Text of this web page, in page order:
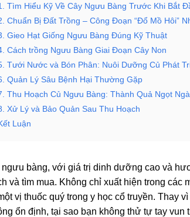
Tìm Hiểu Kỹ Về Cây Ngưu Bàng Trước Khi Bắt
Chuẩn Bị Đất Trồng – Công Đoạn “Đổ Mồ Hôi”
Gieo Hạt Giống Ngưu Bàng Đúng Kỹ Thuật
Cách trồng Ngưu Bàng Giai Đoạn Cây Non
Tưới Nước và Bón Phân: Nuôi Dưỡng Củ Phát
Quản Lý Sâu Bệnh Hại Thường Gặp
Thu Hoạch Củ Ngưu Bàng: Thành Quả Ngọt
Xử Lý và Bảo Quản Sau Thu Hoạch
Luận
bàng, với giá trị dinh dưỡng cao và
và tìm mua. Không chỉ xuất hiện trong
vị thuốc quý trong y học cổ truyền. Thay
ổn định, tại sao bạn không thử tự tay